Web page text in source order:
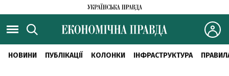
НОВИНИ ПУБЛІКАЦІЇ КОЛОНКИ ІНФРАСТРУКТУРА